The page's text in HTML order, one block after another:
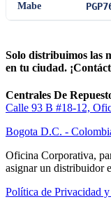
Mabe
Solo distribuimos las
en tu ciudad.
Centrales De
Calle 93 B #18-12,
Bogota D.C. -
Oficina Corporativa,
asignar un distribuidor
Política de Privacidad